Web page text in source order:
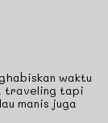
waktu
traveling tapi
manis juga